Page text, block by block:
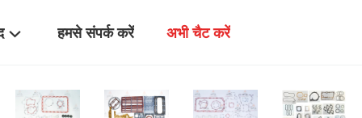
हमसे संपर्क करें अभी चैट करें